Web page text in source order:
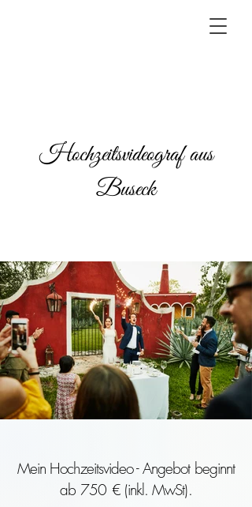
Hochzeitsvideograf aus
Buseck
Mein Hochzeitsvideo - Angebot beginnt
ab 750 € (inkl. MwSt).